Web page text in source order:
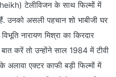
टेलीविजन के साथ फिल्मों में
असली पहचान शो भाबीजी घर
नारायण मिश्रा का किरदार
करें तो उन्होंने साल 1984 में टीवी
एक्टर काफी बड़ी फिल्मों में